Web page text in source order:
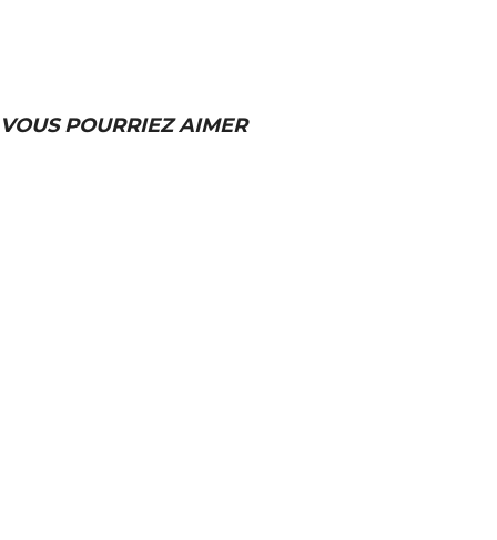
VOUS POURRIEZ AIMER